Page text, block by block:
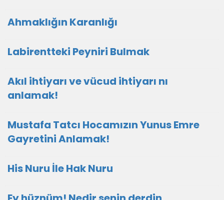
Ahmaklığın Karanlığı
Labirentteki Peyniri Bulmak
Akıl ihtiyarı ve vücud ihtiyarı nı
anlamak!
Mustafa Tatcı Hocamızın Yunus Emre
Gayretini Anlamak!
His Nuru İle Hak Nuru